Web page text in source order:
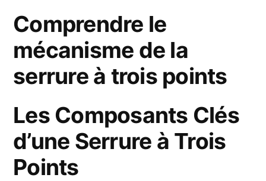
Comprendre le
mécanisme de la
serrure à trois points
Les Composants Clés
d’une Serrure à Trois
Points